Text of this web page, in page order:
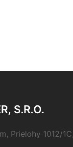
S.R.O.
Prielohy 1012/